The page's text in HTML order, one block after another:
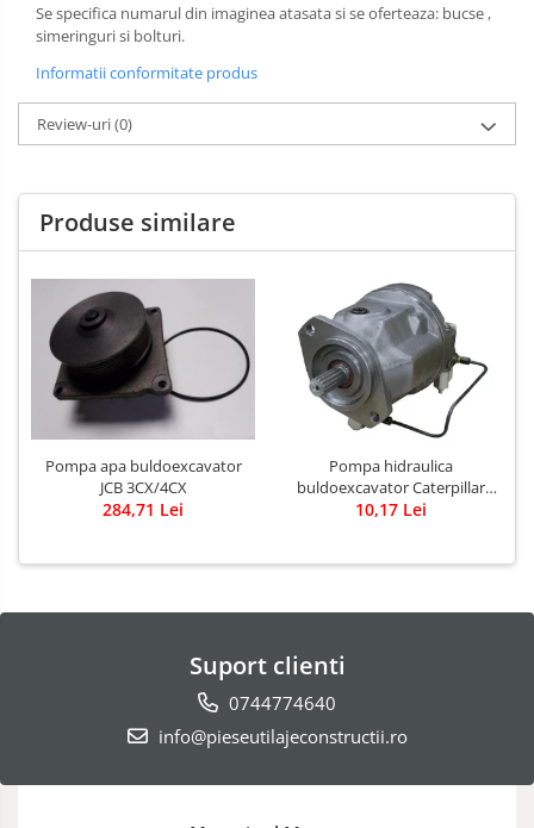
Se specifica numarul din imaginea atasata si se oferteaza: bucse ,
simeringuri si bolturi.
Informatii conformitate produs
Review-uri(0)
Produse similare
Pompa apa buldoexcavator
JCB 3CX/4CX
284,71 Lei
Pompa hidraulica
buldoexcavator Caterpillar
428B
10,17 Lei
Suport clienti
0744774640
info@pieseutilajeconstructii.ro